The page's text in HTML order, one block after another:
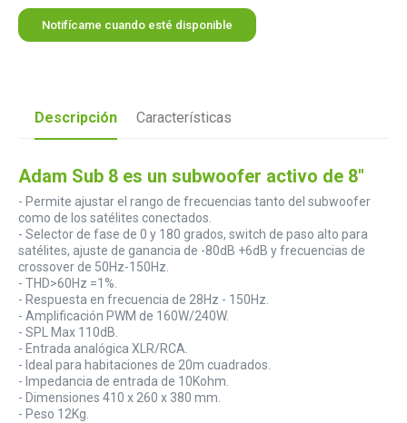
Notifícame cuando esté disponible
Descripción Características
Adam Sub 8 es un subwoofer activo de 8"
- Permite ajustar el rango de frecuencias tanto del subwoofer
como de los satélites conectados.
- Selector de fase de 0 y 180 grados, switch de paso alto para
satélites, ajuste de ganancia de -80dB +6dB y frecuencias de
crossover de 50Hz-150Hz.
- THD>60Hz =1%.
- Respuesta en frecuencia de 28Hz - 150Hz.
- Amplificación PWM de 160W/240W.
- SPL Max 110dB.
- Entrada analógica XLR/RCA.
- Ideal para habitaciones de 20m cuadrados.
- Impedancia de entrada de 10Kohm.
- Dimensiones 410 x 260 x 380 mm.
- Peso 12Kg.